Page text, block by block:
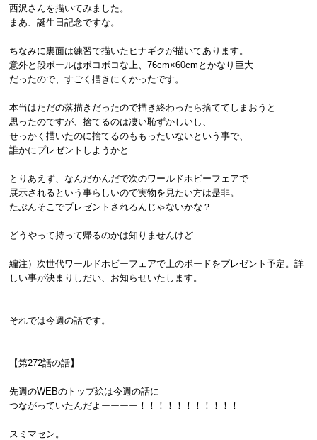
西沢さんを描いてみました。
まあ、誕生日記念ですな。
ちなみに裏面は練習で描いたヒナギクが描いてあります。
意外と段ボールはボコボコな上、76cm×60cmとかなり巨大
だったので、すごく描きにくかったです。
本当はただの落描きだったので描き終わったら捨ててしまおうと
思ったのですが、捨てるのは凄い恥ずかしいし、
せっかく描いたのに捨てるのももったいないという事で、
誰かにプレゼントしようかと……
とりあえず、なんだかんだで次のワールドホビーフェアで
展示されるという事らしいので実物を見たい方は是非。
たぶんそこでプレゼントされるんじゃないかな？
どうやって持って帰るのかは知りませんけど……
編注）次世代ワールドホビーフェアで上のボードをプレゼント予定。詳
しい事が決まりしだい、お知らせいたします。
それでは今週の話です。
【第272話の話】
先週のWEBのトップ絵は今週の話に
つながっていたんだよーーーー！！！！！！！！！！！
スミマセン。